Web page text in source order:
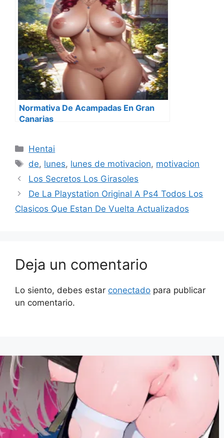
Normativa De Acampadas En Gran
Canarias
Categorías
Hentai
Etiquetas
de, lunes, lunes de motivacion, motivacion
Los Secretos Los Girasoles
De La Playstation Original A Ps4 Todos Los
Clasicos Que Estan De Vuelta Actualizados
Deja un comentario
Lo siento, debes estar conectado para publicar
un comentario.